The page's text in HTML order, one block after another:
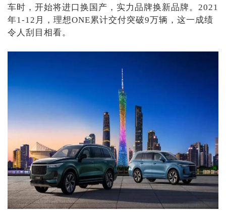
车时，开始将进口换国产，实力品牌换新品牌。2021
年1-12月，理想ONE累计交付突破9万辆，这一成绩
令人刮目相看。